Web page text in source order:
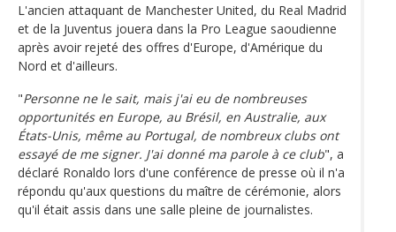
L'ancien attaquant de Manchester United, du Real Madrid
et de la Juventus jouera dans la Pro League saoudienne
après avoir rejeté des offres d'Europe, d'Amérique du
Nord et d'ailleurs.
"Personne ne le sait, mais j'ai eu de nombreuses
opportunités en Europe, au Brésil, en Australie, aux
États-Unis, même au Portugal, de nombreux clubs ont
essayé de me signer. J'ai donné ma parole à ce club", a
déclaré Ronaldo lors d'une conférence de presse où il n'a
répondu qu'aux questions du maître de cérémonie, alors
qu'il était assis dans une salle pleine de journalistes.